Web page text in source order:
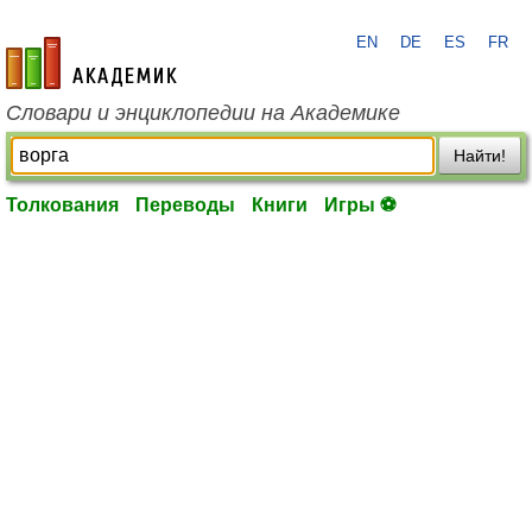
academic.ru
EN DE ES FR
Словари и энциклопедии на Академике
Найти!
Толкования Переводы Книги Игры ⚽